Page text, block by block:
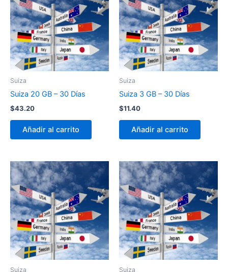
Suiza
Suiza 20 GB – 30 Días
$43.20
Añadir al carrito
Suiza
Suiza 3 GB – 30 Días
$11.40
Añadir al carrito
Suiza Suiza